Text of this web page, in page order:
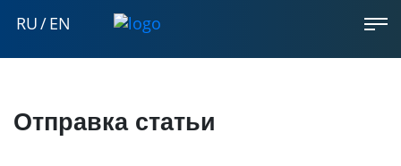
RU/EN
Отправка статьи